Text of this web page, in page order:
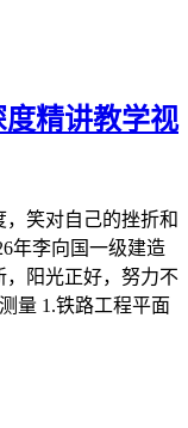
度精讲教学视
笑对自己的挫折和
年李向国一级建造
，阳光正好，努力不
量 1.铁路工程平面